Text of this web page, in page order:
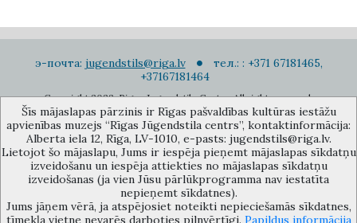
э-почта: jugendstils@riga.lv
тел.: : +371 67181465,
+37167181464
Copyright 2022. Rigas Jugendstila Centrs. All right reserved.
Подписаться на новости
Музей объединения культурных учереждений Рижского
Šīs mājaslapas pārzinis ir Rīgas pašvaldības kultūras iestāžu
apvienības muzejs “Rīgas Jūgendstila centrs”, kontaktinformācija:
Alberta iela 12, Rīga, LV-1010, e-pasts: jugendstils@riga.lv.
Lietojot šo mājaslapu, Jums ir iespēja pieņemt mājaslapas sīkdatņu
izveidošanu un iespēja attiekties no mājaslapas sīkdatņu
izveidošanas (ja vien Jūsu pārlūkprogramma nav iestatīta
nepieņemt sīkdatnes).
Jums jāņem vērā, ja atspējosiet noteikti nepieciešamās sīkdatnes,
tīmekļa vietne nevarēs darboties pilnvērtīgi. Papildus informācija